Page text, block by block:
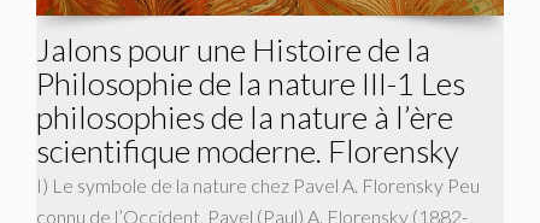
Jalons pour une Histoire de la
Philosophie de la nature III-1 Les
philosophies de la nature à l’ère
scientifique moderne. Florensky
I) Le symbole de la nature chez Pavel A. Florensky Peu
connu de l’Occident, Pavel (Paul) A. Florensky (1882-